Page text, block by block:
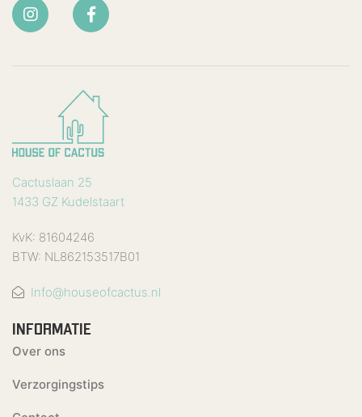
Cactuslaan 25
1433 GZ Kudelstaart
KvK: 81604246
BTW: NL862153517B01
Info@houseofcactus.nl
INFORMATIE
Over ons
Verzorgingstips